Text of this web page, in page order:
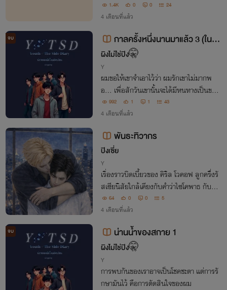
1.4K 0 0 24
4 เดือนที่แล้ว
จบ
กาลครั้งหนึ่งนานมาแล้ว 3 (ในวัน
ที่ผมรักเขาไม่มากพอ)
ผิงไม่ใช่ปิง🤫
Y
ผมขอให้เขาจำเอาไว้ว่า ผมรักเขาไม่มากพ
อ... เพื่อสักวันเขานั้นจะได้มีหนทางเป็นของ
ตัวเอง
992 1 1 43
4 เดือนที่แล้ว
พันธะทิวากร
ปิงเซี่ย
Y
เรื่องราวบิดเบี้ยวของ คิริล โวคอฟ ลูกครึ่งรั
สเซียนิสัยใกล้เคียงกับคำว่าไซโคพาธ กับทิม
ทิวากร คนขี้ใจอ่อน เขียนเรื่องแรกให้อ่านฟรี
จนจบจ้า
64 0 0 5
4 เดือนที่แล้ว
จบ น่านน้ำของสกาย 1
ผิงไม่ใช่ปิง🤫
Y
การพบกันของเราอาจเป็นโชคชะตา แต่การรั
กษามันไว้ คือการตัดสินใจของผม